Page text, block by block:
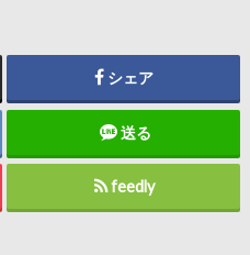
シェア
送る
feedly